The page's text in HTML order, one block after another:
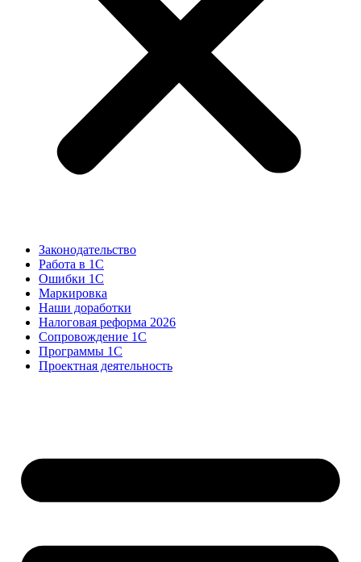
Законодательство
Работа в 1С
Ошибки 1С
Маркировка
Наши доработки
Налоговая реформа 2026
Сопровождение 1С
Программы 1С
Проектная деятельность